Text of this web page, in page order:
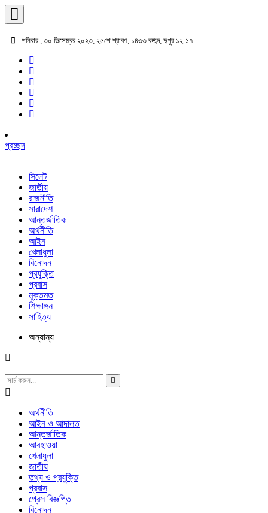
শনিবার , ৩০ ডিসেম্বর ২০২৩, ২৫শে শ্রাবণ, ১৪৩৩ বঙ্গাব্দ, দুপুর ১২:১৭
প্রচ্ছদ
সিলেট
জাতীয়
রাজনীতি
সারাদেশ
আন্তর্জাতিক
অর্থনীতি
আইন
খেলাধুলা
বিনোদন
প্রযুক্তি
প্রবাস
মুক্তমত
শিক্ষাঙ্গন
সাহিত্য
অন্যান্য
অর্থনীতি
আইন ও আদালত
আন্তর্জাতিক
আবহাওয়া
খেলাধুলা
জাতীয়
তথ্য ও প্রযুক্তি
প্রবাস
প্রেস বিজ্ঞপ্তি
বিনোদন